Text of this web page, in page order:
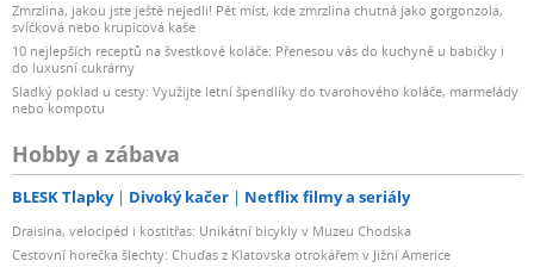
Zmrzlina, jakou jste ještě nejedli! Pět míst, kde zmrzlina chutná jako gorgonzola,
svíčková nebo krupicová kaše
10 nejlepších receptů na švestkové koláče: Přenesou vás do kuchyně u babičky i
do luxusní cukrárny
Sladký poklad u cesty: Využijte letní špendlíky do tvarohového koláče, marmelády
nebo kompotu
Hobby a zábava
BLESK Tlapky Divoký kačer Netflix filmy a seriály
Draisina, velocipéd i kostitřas: Unikátní bicykly v Muzeu Chodska
Cestovní horečka šlechty: Chuďas z Klatovska otrokářem v Jižní Americe